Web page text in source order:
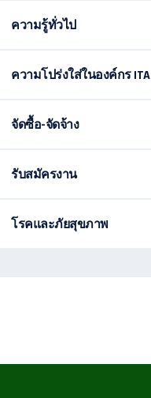
ความรู้ทั่วไป
ความโปร่งใส่ในองค์กร ITA
จัดซื้อ-จัดจ้าง
รับสมัครงาน
โรคและภัยสุขภาพ